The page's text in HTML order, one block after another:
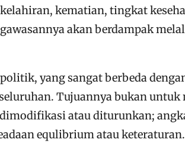
kematian, tingkat
akan berdampak
yang sangat berbeda
Tujuannya bukan
atau diturunkan;
equlibrium atau